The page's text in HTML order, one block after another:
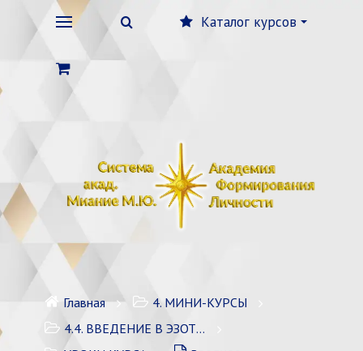
Каталог курсов
Главная
4. МИНИ-КУРСЫ
4.4. ВВЕДЕНИЕ В ЭЗОТЕРИКУ / 6 зан